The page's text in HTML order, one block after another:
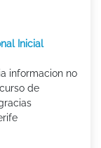
Inicial
informacion no
de